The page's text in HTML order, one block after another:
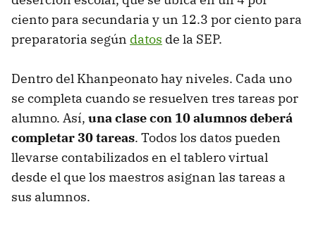
ciento para secundaria y un 12.3 por ciento para
preparatoria según datos de la SEP.
Dentro del Khanpeonato hay niveles. Cada uno
se completa cuando se resuelven tres tareas por
alumno. Así, una clase con 10 alumnos deberá
completar 30 tareas. Todos los datos pueden
llevarse contabilizados en el tablero virtual
desde el que los maestros asignan las tareas a
sus alumnos.